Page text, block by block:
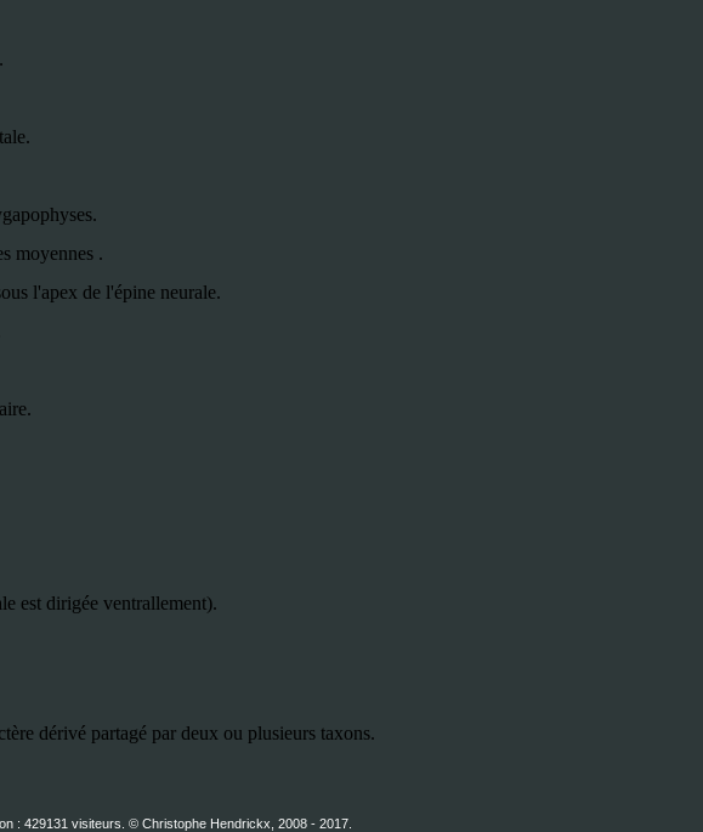
moyennes .
l'apex de l'épine neurale.
est dirigée ventrallement).
dérivé partagé par deux ou plusieurs taxons.
: 429131 visiteurs. © Christophe Hendrickx, 2008 - 2017.